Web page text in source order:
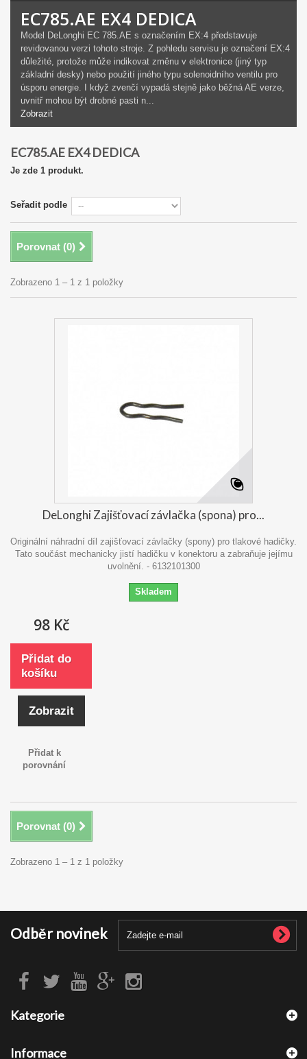
EC785.AE EX4 DEDICA
Model DeLonghi EC 785.AE s označením EX:4 představuje
revidovanou verzi tohoto stroje. Z pohledu servisu je označení EX:4
důležité, protože může indikovat změnu v elektronice (jiný typ
základní desky) nebo použití jiného typu solenoidního ventilu pro
úsporu energie. I když zvenčí vypadá stejně jako běžná AE verze,
uvnitř mohou být drobné pasti n...
Zobrazit
EC785.AE EX4 DEDICA
Je zde 1 produkt.
Seřadit podle
Porovnat (0)
Zobrazeno 1 – 1 z 1 položky
DeLonghi Zajišťovací závlačka (spona) pro...
Originální náhradní díl zajišťovací závlačky (spony) pro tlakové hadičky.
Tato součást mechanicky jistí hadičku v konektoru a zabraňuje jejímu
uvolnění. - 6132101300
Skladem
98 Kč
Přidat do
košíku
Zobrazit
Přidat k
porovnání
Porovnat (0)
Zobrazeno 1 – 1 z 1 položky
Odběr novinek
Kategorie
Informace